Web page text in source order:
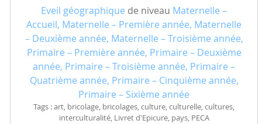
Eveil géographique de niveau Maternelle –
Accueil, Maternelle – Première année, Maternelle
– Deuxième année, Maternelle – Troisième année,
Primaire – Première année, Primaire – Deuxième
année, Primaire – Troisième année, Primaire –
Quatrième année, Primaire – Cinquième année,
Primaire – Sixième année
Tags : art, bricolage, bricolages, culture, culturelle, cultures,
interculturalité, Livret d'Epicure, pays, PECA